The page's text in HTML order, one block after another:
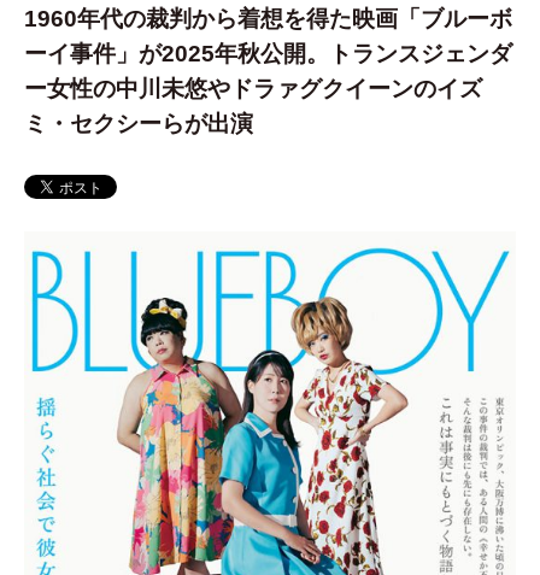
1960年代の裁判から着想を得た映画「ブルーボ
ーイ事件」が2025年秋公開。トランスジェンダ
ー女性の中川未悠やドラァグクイーンのイズ
ミ・セクシーらが出演